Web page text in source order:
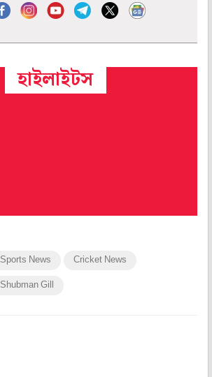
হাইলাইটস
Sports News Cricket News
Shubman Gill